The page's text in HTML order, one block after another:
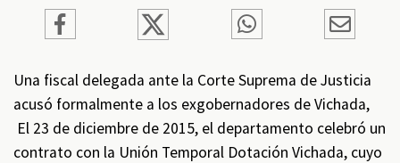
Una fiscal delegada ante la Corte Suprema de Justicia
acusó formalmente a los exgobernadores de Vichada,
El 23 de diciembre de 2015, el departamento celebró un
contrato con la Unión Temporal Dotación Vichada, cuyo